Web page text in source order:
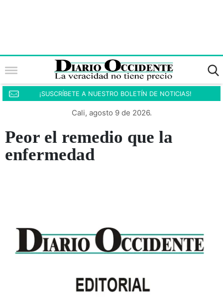
¡SUSCRÍBETE A NUESTRO BOLETÍN DE NOTICIAS!
Cali, agosto 9 de 2026.
Peor el remedio que la
enfermedad